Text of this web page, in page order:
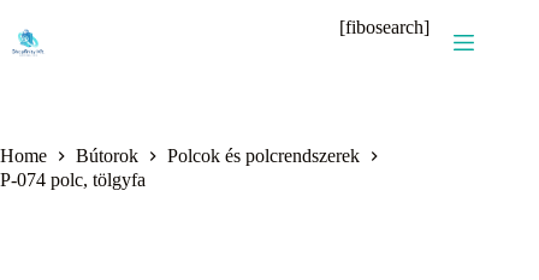
content
[fibosearch]
Home Bútorok
Polcok és polcrendszerek
P-074 polc, tölgyfa